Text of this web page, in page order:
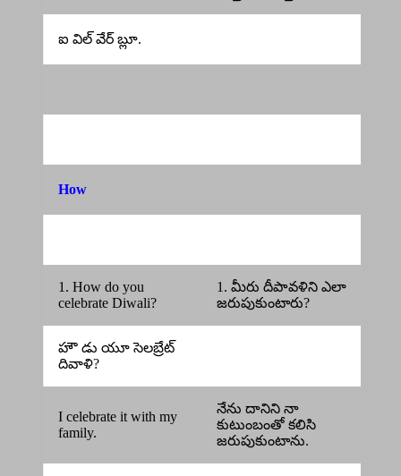
ఐ విల్ వేర్ బ్లూ.
How
1. How do you
celebrate Diwali?
1. మీరు దీపావళిని ఎలా
జరుపుకుంటారు?
హౌ డు యూ సెలబ్రేట్
దివాళి?
I celebrate it with my
family.
నేను దానిని నా
కుటుంబంతో కలిసి
జరుపుకుంటాను.